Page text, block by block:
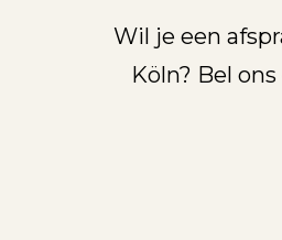
Wil je een
Köln? Bel